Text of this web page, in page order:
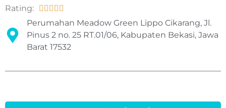
Rating:     
Perumahan Meadow Green Lippo Cikarang, Jl.
Pinus 2 no. 25 RT.01/06, Kabupaten Bekasi, Jawa
Barat 17532